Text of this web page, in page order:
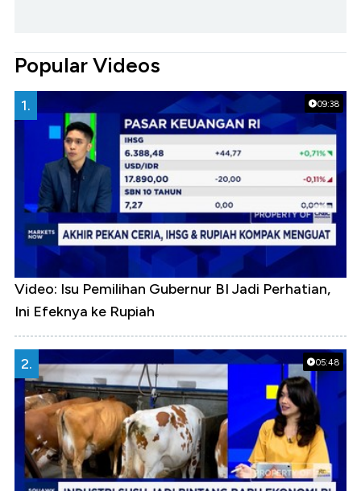
Popular Videos
09:38
1.
Video: Isu Pemilihan Gubernur BI Jadi Perhatian,
Ini Efeknya ke Rupiah
05:48
2.